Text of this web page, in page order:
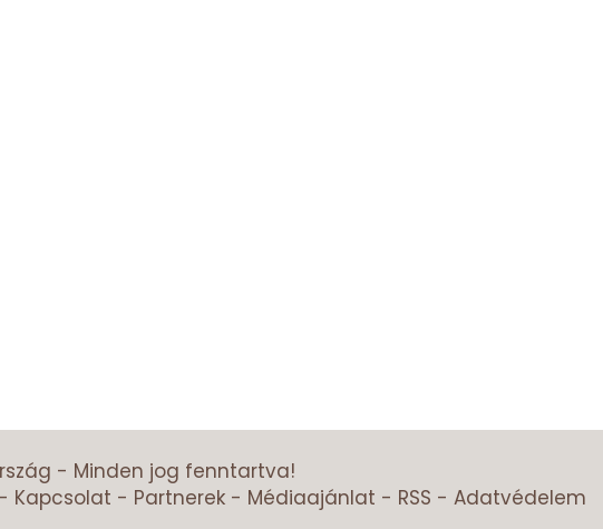
- Minden jog fenntartva!
- Kapcsolat - Partnerek - Médiaajánlat - RSS - Adatvédelem